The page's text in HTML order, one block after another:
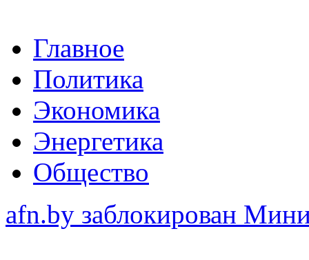
Главное
Политика
Экономика
Энергетика
Общество
afn.by заблокирован